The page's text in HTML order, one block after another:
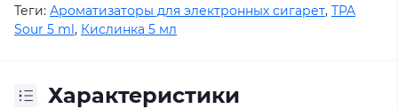
Теги: Ароматизаторы для электронных сигарет, TPA
Sour 5 ml, Кислинка 5 мл
Характеристики